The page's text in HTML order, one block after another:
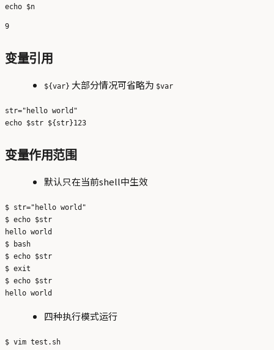
变量引用
${var} 大部分情况可省略为 $var
str="hello world"
变量作用范围
默认只在当前shell中生效
$ str="hello world"
$ echo $str
hello world
$ bash
$ echo $str
$ exit
$ echo $str
四种执行模式运行
$ vim test.sh